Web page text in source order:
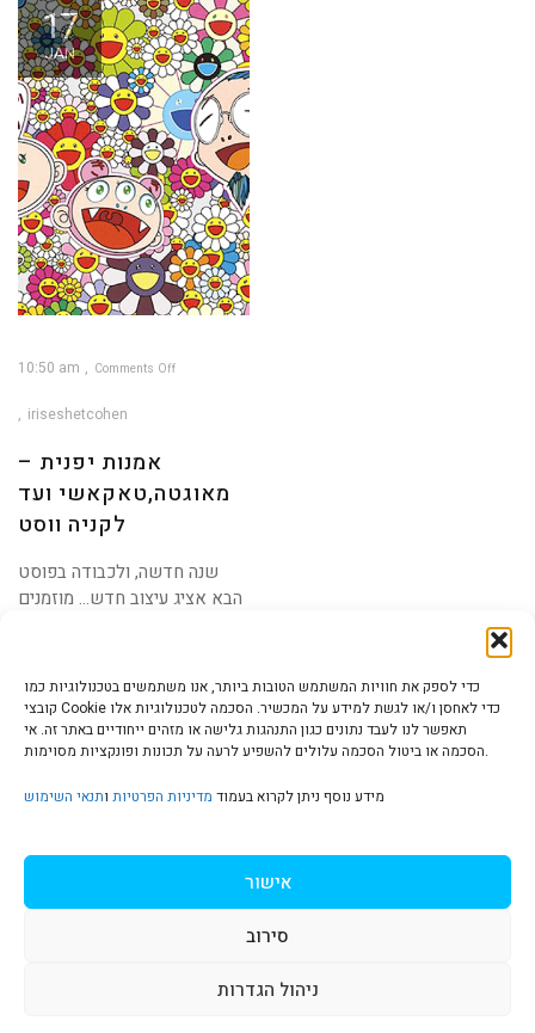
כדי לספק את חוויות המשתמש הטובות ביותר, אנו משתמשים בטכנולוגיות כמו
קובצי Cookie כדי לאחסן ו/או לגשת למידע על המכשיר. הסכמה לטכנולוגיות אלו
תאפשר לנו לעבד נתונים כגון התנהגות גלישה או מזהים ייחודיים באתר זה. אי
הסכמה או ביטול הסכמה עלולים להשפיע לרעה על תכונות ופונקציות מסוימות.
מידע נוסף ניתן לקרוא בעמוד מדיניות הפרטיות ותנאי השימוש
אישור
סירוב
ניהול הגדרות
17
JAN
10:50 am Comments Off
iriseshetcohen
אמנות יפנית –
מאוגטה,טאקאשי ועד
לקניה ווסט
שנה חדשה, ולכבודה בפוסט
הבא אציג עיצוב חדש… מוזמנים
הצהרת נגישות | Accessibility